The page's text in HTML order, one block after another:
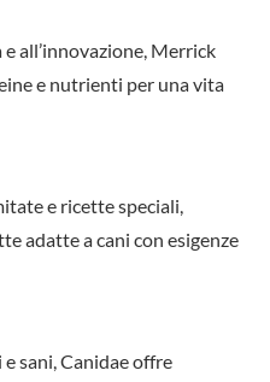
all’innovazione, Merrick
e nutrienti per una vita
e ricette speciali,
adatte a cani con esigenze
sani, Canidae offre